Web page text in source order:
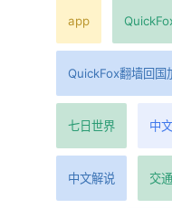
app
QuickFox翻墙回国
七日世界 中
中文解说 交通